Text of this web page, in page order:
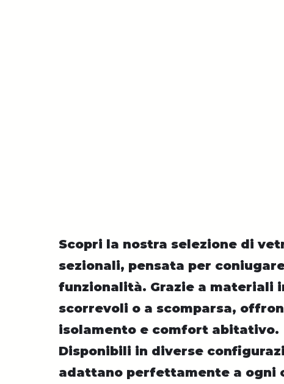
Scopri la nostra selezione di
sezionali, pensata per
funzionalità. Grazie a materiali
scorrevoli o a scomparsa,
isolamento e comfort abitativo.
Disponibili in diverse
adattano perfettamente a ogni